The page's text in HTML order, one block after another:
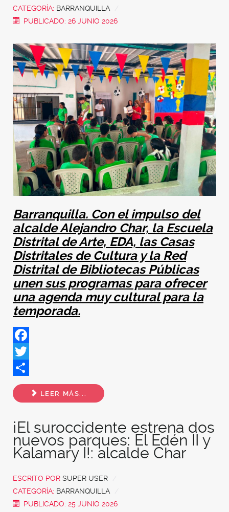
CATEGORÍA: BARRANQUILLA
PUBLICADO: 26 JUNIO 2026
Barranquilla. Con el impulso del
alcalde Alejandro Char, la Escuela
Distrital de Arte, EDA, las Casas
Distritales de Cultura y la Red
Distrital de Bibliotecas Públicas
unen sus programas para ofrecer
una agenda muy cultural para la
temporada.
Facebook
Twitter
Share
LEER MÁS...
¡El suroccidente estrena dos
nuevos parques: El Edén II y
Kalamary I!: alcalde Char
ESCRITO POR SUPER USER
CATEGORÍA: BARRANQUILLA
PUBLICADO: 25 JUNIO 2026